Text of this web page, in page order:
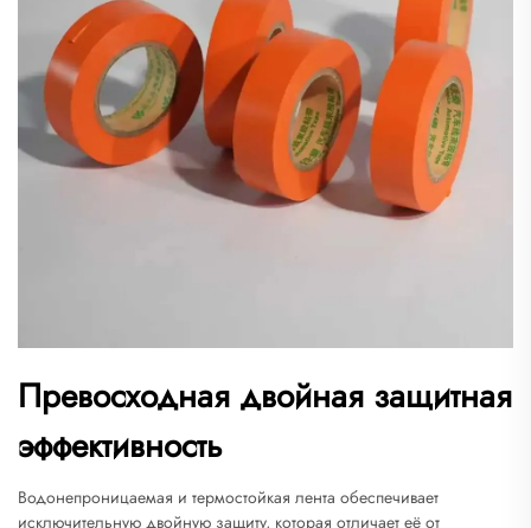
Превосходная двойная защитная
эффективность
Водонепроницаемая и термостойкая лента обеспечивает
исключительную двойную защиту, которая отличает её от